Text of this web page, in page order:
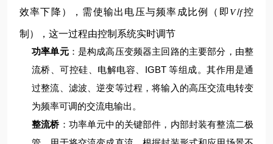
效率下降），需使输出电压与频率成比例（即 V /f控
制），这一过程由控制系统实时调节
功率单元：是构成高压变频器主回路的主要部分，由整
流桥、可控硅、电解电容、IGBT 等组成。其作用是通
过整流、滤波、逆变等过程，将输入的高压交流电转变
为频率可调的交流电输出。
整流桥：功率单元中的关键部件，内部封装有整流二极